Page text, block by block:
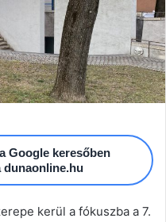
Google keresőben
dunaonline.hu
kerül a fókuszba a 7.